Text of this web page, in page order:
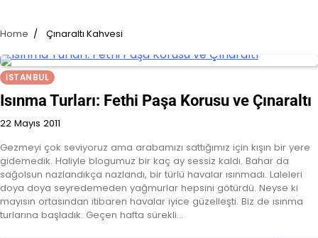
Home Çınaraltı Kahvesi
İSTANBUL
Isınma Turları: Fethi Paşa Korusu ve Çınaraltı
22 Mayıs 2011
Gezmeyi çok seviyoruz ama arabamızı sattığımız için kışın bir yere
gidemedik. Haliyle blogumuz bir kaç ay sessiz kaldı. Bahar da
sağolsun nazlandıkça nazlandı, bir türlü havalar ısınmadı. Laleleri
doya doya seyredemeden yağmurlar hepsini götürdü. Neyse ki
mayısın ortasından itibaren havalar iyice güzelleşti. Biz de ısınma
turlarına başladık. Geçen hafta sürekli…